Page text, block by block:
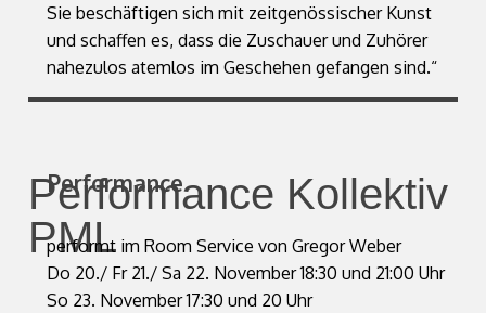
Sie beschäftigen sich mit zeitgenössischer Kunst
und schaffen es, dass die Zuschauer und Zuhörer
nahezulos atemlos im Geschehen gefangen sind.“
Performance
Performance Kollektiv
PML
performt im Room Service von Gregor Weber
Do 20./ Fr 21./ Sa 22. November 18:30 und 21:00 Uhr
So 23. November 17:30 und 20 Uhr